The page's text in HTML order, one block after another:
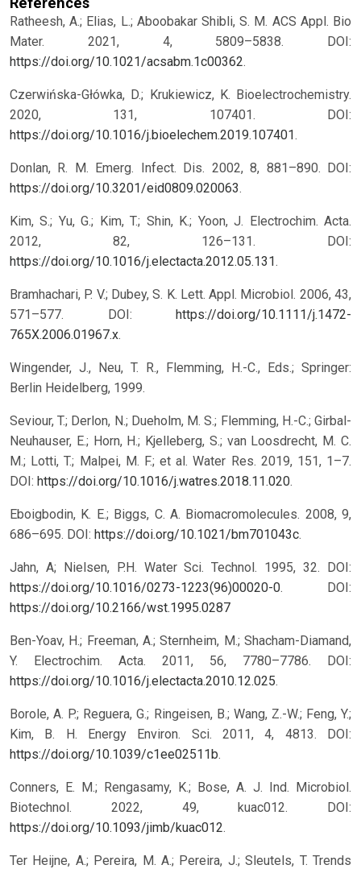
Ratheesh, A.; Elias, L.; Aboobakar Shibli, S. M. ACS Appl. Bio
Mater. 2021, 4, 5809–5838. DOI:
https://doi.org/10.1021/acsabm.1c00362.
Czerwińska-Główka, D.; Krukiewicz, K. Bioelectrochemistry.
2020, 131, 107401. DOI:
https://doi.org/10.1016/j.bioelechem.2019.107401.
Donlan, R. M. Emerg. Infect. Dis. 2002, 8, 881–890. DOI:
https://doi.org/10.3201/eid0809.020063.
Kim, S.; Yu, G.; Kim, T.; Shin, K.; Yoon, J. Electrochim. Acta.
2012, 82, 126–131. DOI:
https://doi.org/10.1016/j.electacta.2012.05.131.
Bramhachari, P. V.; Dubey, S. K. Lett. Appl. Microbiol. 2006, 43,
571–577. DOI: https://doi.org/10.1111/j.1472-
765X.2006.01967.x.
Wingender, J., Neu, T. R., Flemming, H.-C., Eds.; Springer:
Berlin Heidelberg, 1999.
Seviour, T.; Derlon, N.; Dueholm, M. S.; Flemming, H.-C.; Girbal-
Neuhauser, E.; Horn, H.; Kjelleberg, S.; van Loosdrecht, M. C.
M.; Lotti, T.; Malpei, M. F.; et al. Water Res. 2019, 151, 1–7.
DOI: https://doi.org/10.1016/j.watres.2018.11.020.
Eboigbodin, K. E.; Biggs, C. A. Biomacromolecules. 2008, 9,
686–695. DOI: https://doi.org/10.1021/bm701043c.
Jahn, A; Nielsen, P.H. Water Sci. Technol. 1995, 32. DOI:
https://doi.org/10.1016/0273-1223(96)00020-0. DOI:
https://doi.org/10.2166/wst.1995.0287
Ben-Yoav, H.; Freeman, A.; Sternheim, M.; Shacham-Diamand,
Y. Electrochim. Acta. 2011, 56, 7780–7786. DOI:
https://doi.org/10.1016/j.electacta.2010.12.025.
Borole, A. P.; Reguera, G.; Ringeisen, B.; Wang, Z.-W.; Feng, Y.;
Kim, B. H. Energy Environ. Sci. 2011, 4, 4813. DOI:
https://doi.org/10.1039/c1ee02511b.
Conners, E. M.; Rengasamy, K.; Bose, A. J. Ind. Microbiol.
Biotechnol. 2022, 49, kuac012. DOI:
https://doi.org/10.1093/jimb/kuac012.
Ter Heijne, A.; Pereira, M. A.; Pereira, J.; Sleutels, T. Trends